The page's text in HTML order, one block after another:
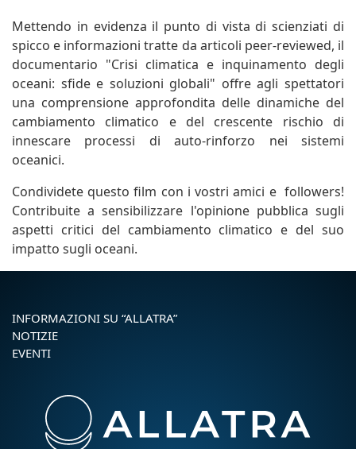
Mettendo in evidenza il punto di vista di scienziati di
spicco e informazioni tratte da articoli peer-reviewed, il
documentario "Crisi climatica e inquinamento degli
oceani: sfide e soluzioni globali" offre agli spettatori
una comprensione approfondita delle dinamiche del
cambiamento climatico e del crescente rischio di
innescare processi di auto-rinforzo nei sistemi
oceanici.
Condividete questo film con i vostri amici e followers!
Contribuite a sensibilizzare l'opinione pubblica sugli
aspetti critici del cambiamento climatico e del suo
impatto sugli oceani.
INFORMAZIONI SU “ALLATRA”
NOTIZIE
EVENTI